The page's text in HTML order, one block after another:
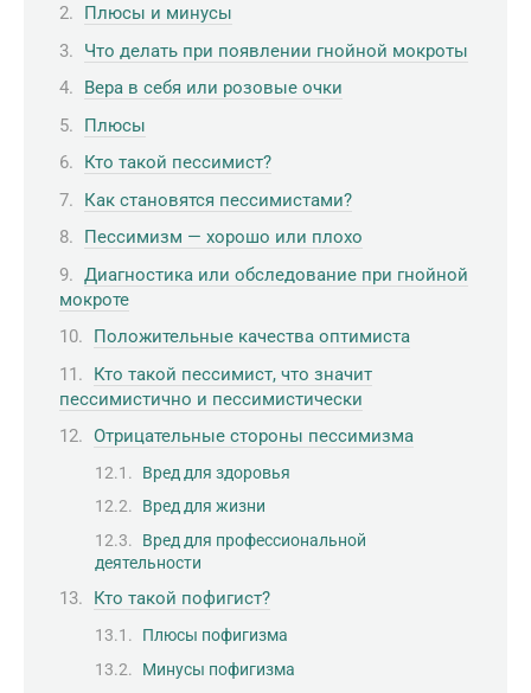
Плюсы и минусы
Что делать при появлении гнойной мокроты
Вера в себя или розовые очки
Плюсы
Кто такой пессимист?
Как становятся пессимистами?
Пессимизм — хорошо или плохо
Диагностика или обследование при гнойной
мокроте
Положительные качества оптимиста
Кто такой пессимист, что значит
пессимистично и пессимистически
Отрицательные стороны пессимизма
Вред для здоровья
Вред для жизни
Вред для профессиональной
деятельности
Кто такой пофигист?
Плюсы пофигизма
Минусы пофигизма